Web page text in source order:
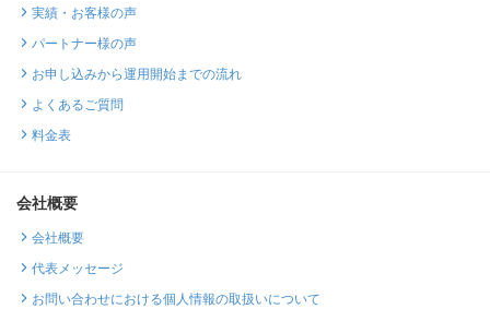
実績・お客様の声
パートナー様の声
お申し込みから運用開始までの流れ
よくあるご質問
料金表
会社概要
会社概要
代表メッセージ
お問い合わせにおける個人情報の取扱いについて